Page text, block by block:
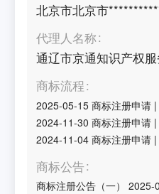
北京市北京市
代理人名称
通辽市京通知识产权
商标流程
2025-05-15 商标注册申请
2024-11-30 商标注册申请
2024-11-04 商标注册申请
商标公告
商标注册公告（一） 2025-